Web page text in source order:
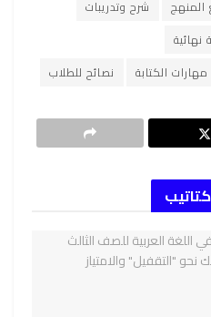
المنهج
شرح وتدريبات
نهائية
مهارات الكتابة نصائح للطلاب